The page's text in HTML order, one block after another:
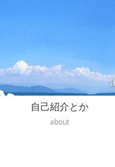
自己紹介とか
about